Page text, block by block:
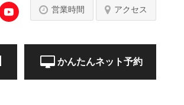
営業時間 アクセス
かんたんネット予約